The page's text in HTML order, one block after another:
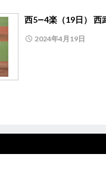
西5―4楽（19日） 西
2024年4月19日